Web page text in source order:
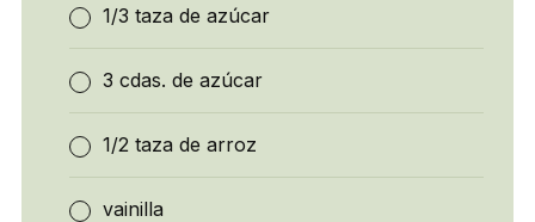
1/3 taza de azúcar
3 cdas. de azúcar
1/2 taza de arroz
vainilla